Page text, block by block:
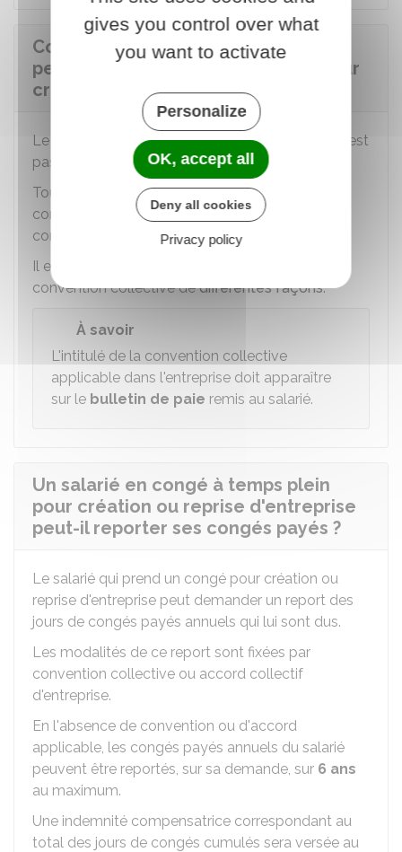
Comment est rémunéré le salarié
pendant un congé à temps plein pour
création ou reprise d'entreprise ?
Le congé pour création ou reprise d'entreprise n'est
pas rémunéré.
Toutefois, des
dispositions conventionnelles
contractuelles ou unusagepeuvent prévoir des
conditions plus favorables.
Il est possible de consulter ou se procurer une
convention collective dedifférentes façons.
À savoir
L'intitulé de la convention collective
applicable dans l'entreprise doit apparaître
sur le bulletin de paie remis au salarié.
Un salarié en congé à temps plein
pour création ou reprise d'entreprise
peut-il reporter ses congés payés ?
Le salarié qui prend un congé pour création ou
reprise d'entreprise peut demander un report des
jours de congés payés annuels qui lui sont dus.
Les modalités de ce report sont fixées par
convention collective ou accord collectif
d'entreprise.
En l'absence de convention ou d'accord
applicable, les congés payés annuels du salarié
peuvent être reportés, sur sa demande, sur 6 ans
au maximum.
Une indemnité compensatrice correspondant au
total des jours de congés cumulés sera versée au
gives you control over what
you want to activate
Personalize
OK, accept all
Deny all cookies
Privacy policy